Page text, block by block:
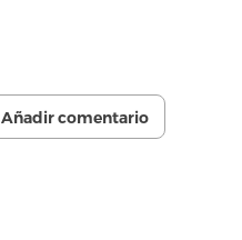
Añadir comentario